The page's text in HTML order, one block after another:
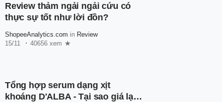
Review thảm ngải ngải cứu có
thực sự tốt như lời đồn?
ShopeeAnalytics.com in Review
15/11
40656 xem
Tổng hợp serum dạng xịt
khoáng D'ALBA - Tại sao giá lại